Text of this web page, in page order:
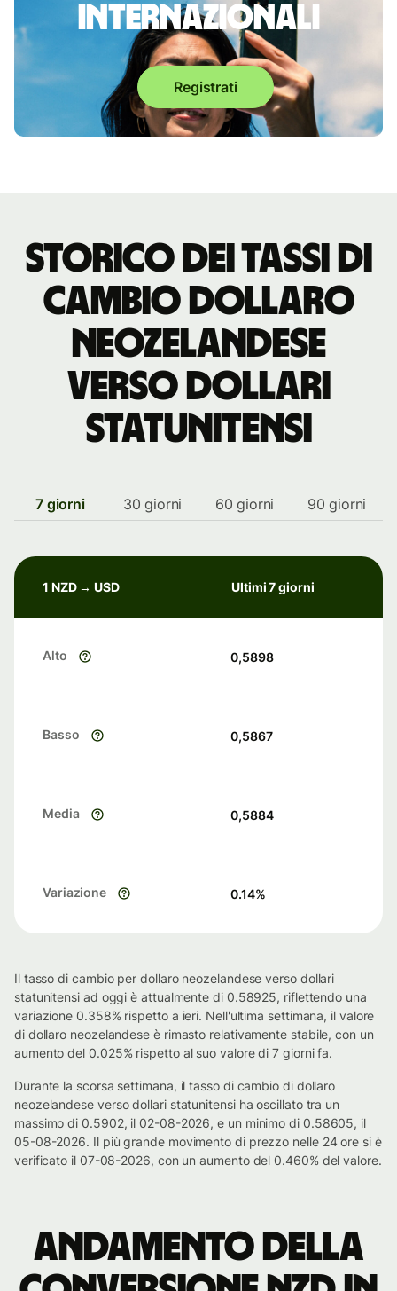
internazionali
Registrati
storico dei tassi di
cambio dollaro
neozelandese
verso dollari
statunitensi
7 giorni 30 giorni 60 giorni 90 giorni
1 NZD → USD Ultimi 7 giorni
Alto 0,5898
Basso 0,5867
Media 0,5884
Variazione 0.14%
Il tasso di cambio per dollaro neozelandese verso dollari
statunitensi ad oggi è attualmente di 0.58925, riflettendo una
variazione 0.358% rispetto a ieri. Nell'ultima settimana, il valore
di dollaro neozelandese è rimasto relativamente stabile, con un
aumento del 0.025% rispetto al suo valore di 7 giorni fa.
Durante la scorsa settimana, il tasso di cambio di dollaro
neozelandese verso dollari statunitensi ha oscillato tra un
massimo di 0.5902, il 02-08-2026, e un minimo di 0.58605, il
05-08-2026. Il più grande movimento di prezzo nelle 24 ore si è
verificato il 07-08-2026, con un aumento del 0.460% del valore.
Andamento della